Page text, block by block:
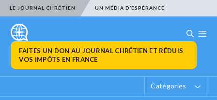
LE JOURNAL CHRÉTIEN UN MÉDIA D’ESPÉRANCE
FAITES UN DON AU JOURNAL CHRÉTIEN ET RÉDUIS
VOS IMPÔTS EN FRANCE
Catégories